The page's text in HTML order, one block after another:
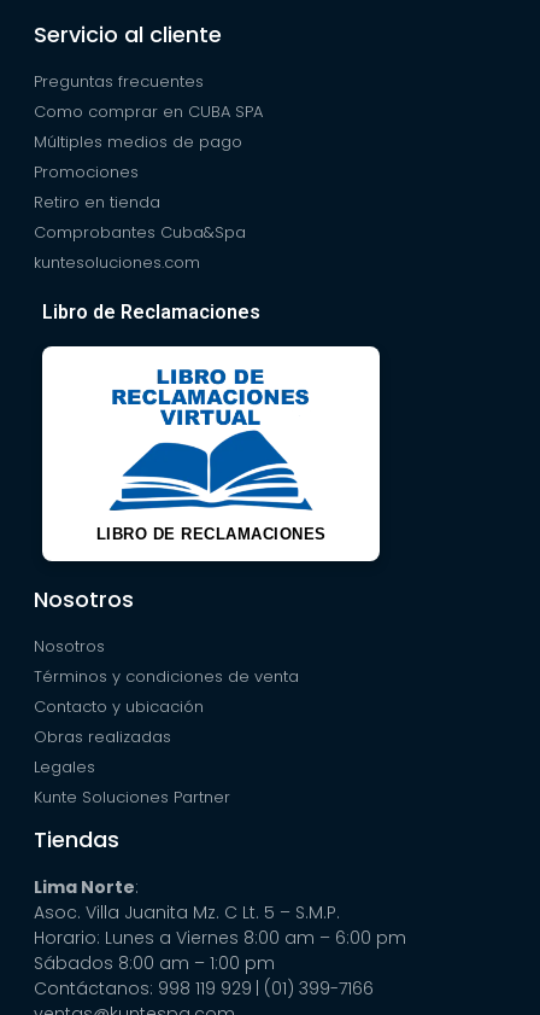
Servicio al cliente
Preguntas frecuentes
Como comprar en CUBA SPA
Múltiples medios de pago
Promociones
Retiro en tienda
Comprobantes Cuba&Spa
kuntesoluciones.com
Libro de Reclamaciones
LIBRO DE RECLAMACIONES
Nosotros
Nosotros
Términos y condiciones de venta
Contacto y ubicación
Obras realizadas
Legales
Kunte Soluciones Partner
Tiendas
Lima Norte:
Asoc. Villa Juanita Mz. C Lt. 5 – S.M.P.
Horario: Lunes a Viernes 8:00 am – 6:00 pm
Sábados 8:00 am – 1:00 pm
Contáctanos: 998 119 929 | (01) 399-7166